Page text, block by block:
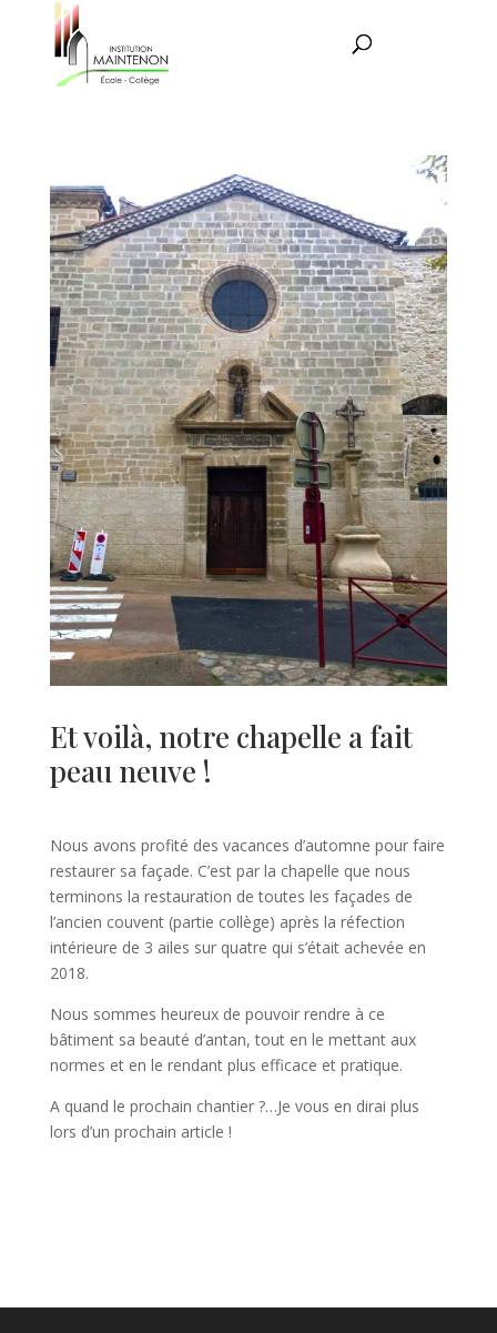
Et voilà, notre chapelle a fait
peau neuve !
Nous avons profité des vacances d’automne pour faire
restaurer sa façade. C’est par la chapelle que nous
terminons la restauration de toutes les façades de
l’ancien couvent (partie collège) après la réfection
intérieure de 3 ailes sur quatre qui s’était achevée en
2018.
Nous sommes heureux de pouvoir rendre à ce
bâtiment sa beauté d’antan, tout en le mettant aux
normes et en le rendant plus efficace et pratique.
A quand le prochain chantier ?…Je vous en dirai plus
lors d’un prochain article !